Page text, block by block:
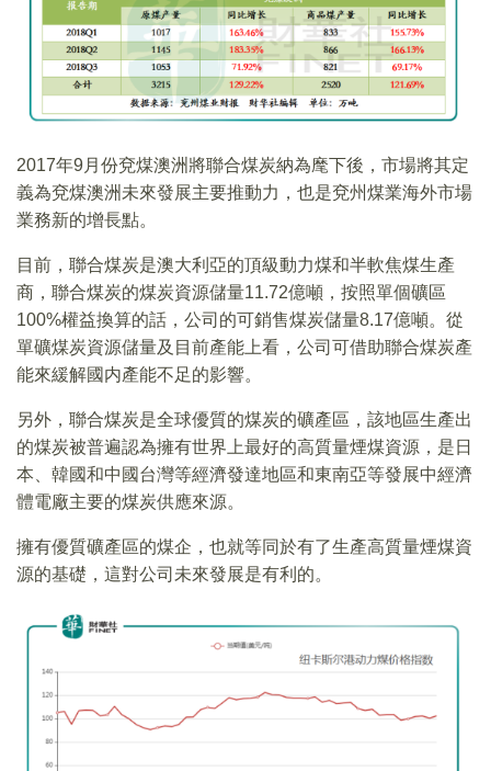
2017年9月份兗煤澳洲將聯合煤炭納為麾下後，市場將其定
義為兗煤澳洲未來發展主要推動力，也是兗州煤業海外市場
業務新的增長點。
目前，聯合煤炭是澳大利亞的頂級動力煤和半軟焦煤生產
商，聯合煤炭的煤炭資源儲量11.72億噸，按照單個礦區
100%權益換算的話，公司的可銷售煤炭儲量8.17億噸。從
單礦煤炭資源儲量及目前產能上看，公司可借助聯合煤炭產
能來緩解國内產能不足的影響。
另外，聯合煤炭是全球優質的煤炭的礦產區，該地區生產出
的煤炭被普遍認為擁有世界上最好的高質量煙煤資源，是日
本、韓國和中國台灣等經濟發達地區和東南亞等發展中經濟
體電廠主要的煤炭供應來源。
擁有優質礦產區的煤企，也就等同於有了生產高質量煙煤資
源的基礎，這對公司未來發展是有利的。